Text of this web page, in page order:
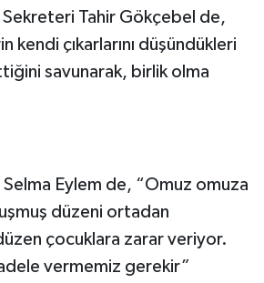
Sekreteri Tahir Gökçebel de,
kendi çıkarlarını düşündükleri
savunarak, birlik olma
Selma Eylem de, “Omuz omuza
düzeni ortadan
çocuklara zarar veriyor.
vermemiz gerekir”